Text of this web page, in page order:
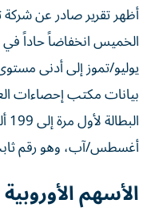
أظهر تقرير صادر عن
الخميس انخفاضاً حاداً
يوليو/تموز إلى أدنى
بيانات مكتب إحصاءات
أغسطس/آب، وهو رقم ثابت
الأسهم الأوروبية